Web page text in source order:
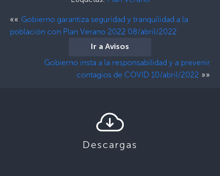
«« Gobierno garantiza seguridad y tranquilidad a la
población con Plan Verano 2022 08/abril/2022
Ir a Avisos
Gobierno insta a la responsabilidad y a prevenir
contagios de COVID 10/abril/2022 »»
Descargas